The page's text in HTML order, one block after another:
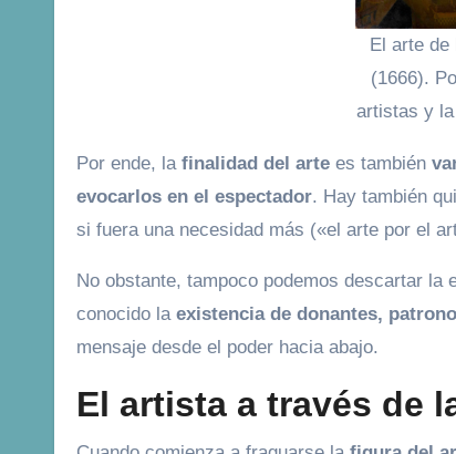
El arte
(1666).
artistas y
Por ende, la finalidad del arte es también
evocarlos en el espectador. Hay también
si fuera una necesidad más («el arte por el
No obstante, tampoco podemos descartar la
conocido la existencia de donantes,
mensaje desde el poder hacia abajo.
El artista a través de